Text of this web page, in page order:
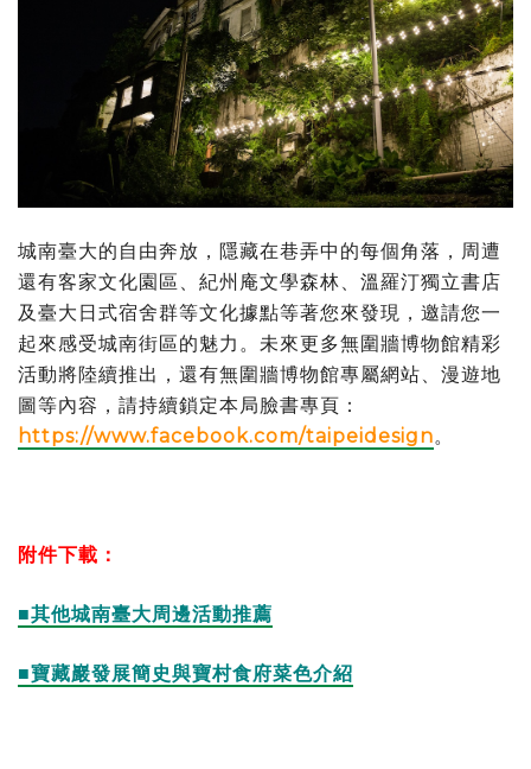
城南臺大的自由奔放，隱藏在巷弄中的每個角落，周遭
還有客家文化園區、紀州庵文學森林、溫羅汀獨立書店
及臺大日式宿舍群等文化據點等著您來發現，邀請您一
起來感受城南街區的魅力。未來更多無圍牆博物館精彩
活動將陸續推出，還有無圍牆博物館專屬網站、漫遊地
圖等內容，請持續鎖定本局臉書專頁：
https://www.facebook.com/taipeidesign。
附件下載：
■其他城南臺大周邊活動推薦
■寶藏巖發展簡史與寶村食府菜色介紹